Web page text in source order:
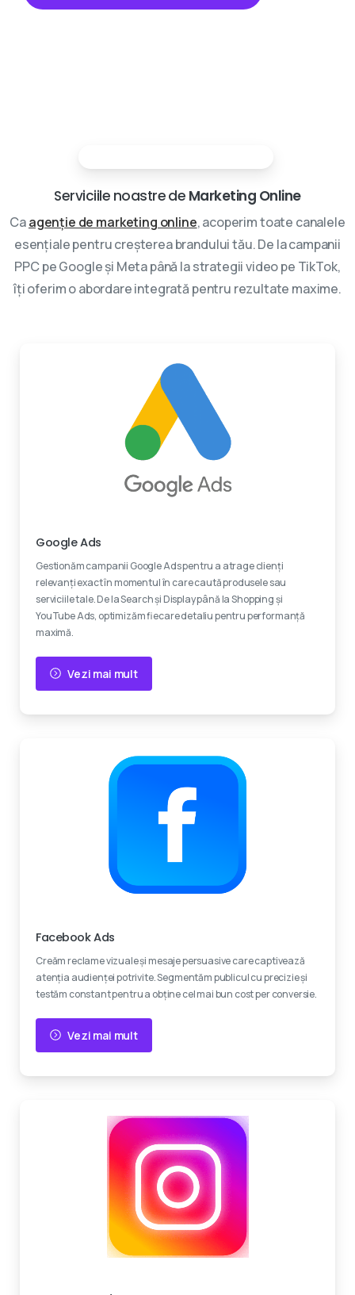
Serviciile noastre de Marketing Online
Caagenție de marketing online, acoperim toate canalele
esențiale pentru creșterea brandului tău. De la campanii
PPC pe Google și Meta până la strategii video pe TikTok,
îți oferim o abordare integrată pentru rezultate maxime.
Google Ads
Gestionăm campanii Google Ads pentru a atrage clienți
relevanți exact în momentul în care caută produsele sau
serviciile tale. De la Search și Display până la Shopping și
YouTube Ads, optimizăm fiecare detaliu pentru performanță
maximă.
Vezi mai mult
Facebook Ads
Creăm reclame vizuale și mesaje persuasive care captivează
atenția audienței potrivite. Segmentăm publicul cu precizie și
testăm constant pentru a obține cel mai bun cost per conversie.
Vezi mai mult